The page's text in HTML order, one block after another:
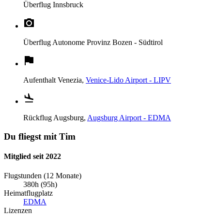
Überflug Innsbruck
Überflug Autonome Provinz Bozen - Südtirol
Aufenthalt Venezia, Venice-Lido Airport - LIPV
Rückflug Augsburg, Augsburg Airport - EDMA
Du fliegst mit Tim
Mitglied seit 2022
Flugstunden (12 Monate)
380h (95h)
Heimatflugplatz
EDMA
Lizenzen